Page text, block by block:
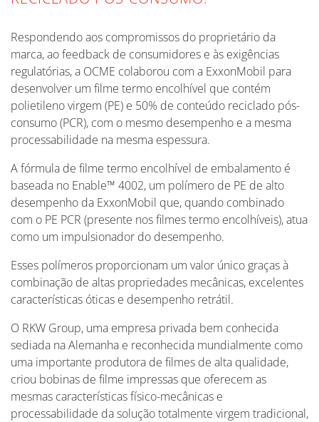
Respondendo aos compromissos do proprietário da
marca, ao feedback de consumidores e às exigências
regulatórias, a OCME colaborou com a ExxonMobil para
desenvolver um filme termo encolhível que contém
polietileno virgem (PE) e 50% de conteúdo reciclado pós-
consumo (PCR), com o mesmo desempenho e a mesma
processabilidade na mesma espessura.
A fórmula de filme termo encolhível de embalamento é
baseada no Enable™ 4002, um polímero de PE de alto
desempenho da ExxonMobil que, quando combinado
com o PE PCR (presente nos filmes termo encolhíveis), atua
como um impulsionador do desempenho.
Esses polímeros proporcionam um valor único graças à
combinação de altas propriedades mecânicas, excelentes
características óticas e desempenho retrátil.
O RKW Group, uma empresa privada bem conhecida
sediada na Alemanha e reconhecida mundialmente como
uma importante produtora de filmes de alta qualidade,
criou bobinas de filme impressas que oferecem as
mesmas características físico-mecânicas e
processabilidade da solução totalmente virgem tradicional,